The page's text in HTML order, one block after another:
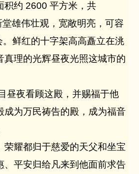
积约 2600 平方米，共
堂雄伟壮观，宽敞明亮，可容
。鲜红的十字架高高矗立在洮
真理的光辉昼夜光照这城市的
昼夜看顾这殿，并赐福于他
成为万民祷告的殿，成为福音
荣耀都归于慈爱的天父和坐宝
、平安归给凡来到他面前求告